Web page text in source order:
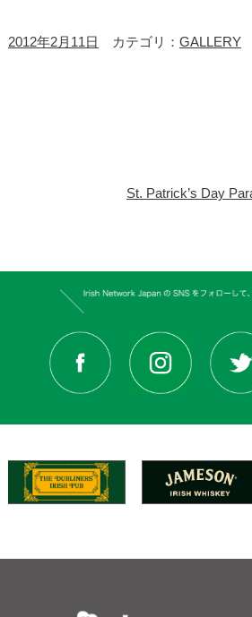
2012年2月11日 カテゴリ： GALLERY
St. Patrick’s Day